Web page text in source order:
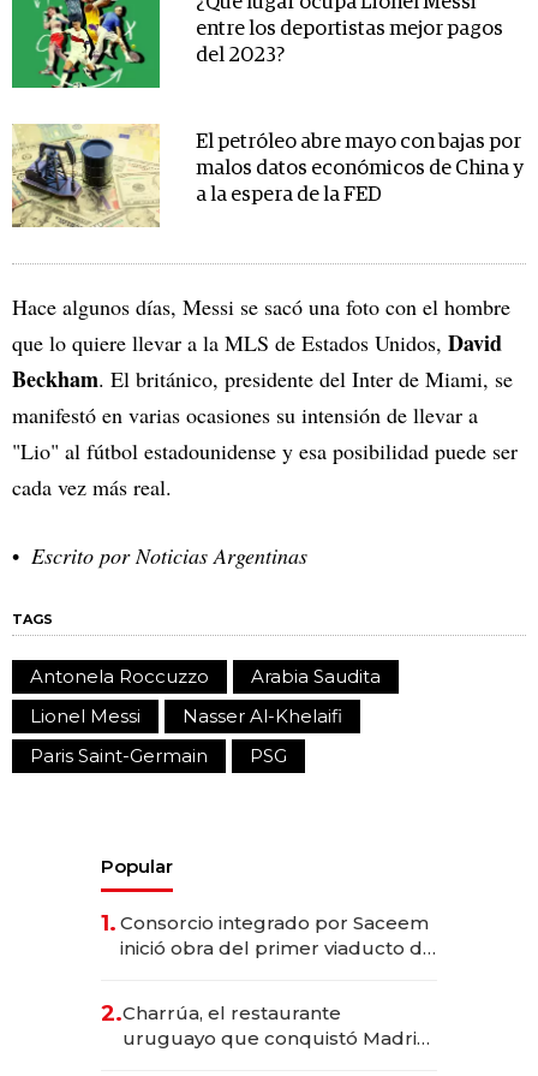
entre los deportistas mejor pagos
del 2023?
El petróleo abre mayo con bajas por
malos datos económicos de China y
a la espera de la FED
Hace algunos días, Messi se sacó una foto con el hombre
que lo quiere llevar a la MLS de Estados Unidos, David
Beckham. El británico, presidente del Inter de Miami, se
manifestó en varias ocasiones su intensión de llevar a
"Lio" al fútbol estadounidense y esa posibilidad puede ser
cada vez más real.
Escrito por Noticias Argentinas
TAGS
Antonela Roccuzzo
Arabia Saudita
Lionel Messi
Nasser Al-Khelaifi
Paris Saint-Germain
PSG
Popular
1. Consorcio integrado por Saceem
inició obra del primer viaducto de
millones
2.Charrúa, el restaurante
uruguayo que conquistó Madrid: